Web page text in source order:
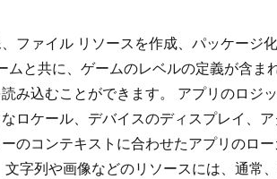
ファイル リソースを作成、パッケージ
と共に、ゲームのレベルの定義が含ま
み込むことができます。 アプリのロジ
ロケール、デバイスのディスプレイ、
のコンテキストに合わせたアプリのロ
字列や画像などのリソースには、通常